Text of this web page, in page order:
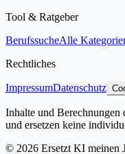
Tool & Ratgeber
BerufssucheAlle
Rechtliches
ImpressumDatenschutz
Inhalte und
und ersetzen keine
© 2026 Ersetzt KI meinen